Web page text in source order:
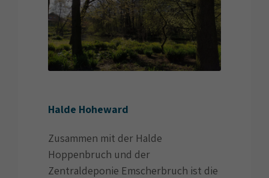
Halde Hoheward
Zusammen mit der Halde
Hoppenbruch und der
Zentraldeponie Emscherbruch ist die